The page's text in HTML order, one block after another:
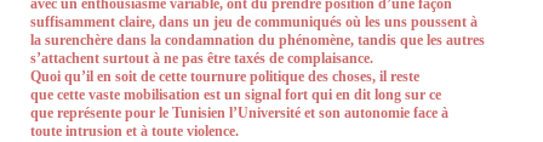
avec un enthousiasme variable, ont dû prendre position d’une façon
suffisamment claire, dans un jeu de communiqués où les uns poussent à
la surenchère dans la condamnation du phénomène, tandis que les autres
s’attachent surtout à ne pas être taxés de complaisance.
Quoi qu’il en soit de cette tournure politique des choses, il reste
que cette vaste mobilisation est un signal fort qui en dit long sur ce
que représente pour le Tunisien l’Université et son autonomie face à
toute intrusion et à toute violence.